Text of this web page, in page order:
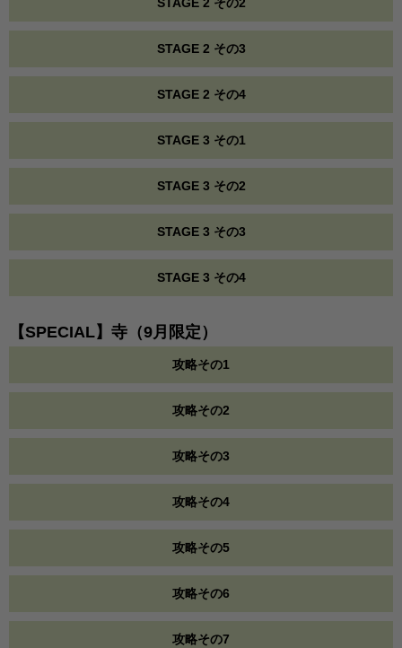
STAGE 2 その3
STAGE 2 その4
STAGE 3 その1
STAGE 3 その2
STAGE 3 その3
STAGE 3 その4
【SPECIAL】寺（9月限定）
攻略その1
攻略その2
攻略その3
攻略その4
攻略その5
攻略その6
攻略その7